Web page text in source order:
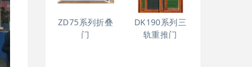
ZD75系列折叠
门
DK190系列三
轨重推门